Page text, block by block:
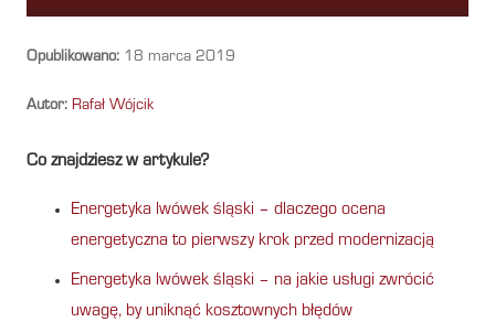
Opublikowano: 18 marca 2019
Autor: Rafał Wójcik
Co znajdziesz w artykule?
Energetyka lwówek śląski – dlaczego ocena
energetyczna to pierwszy krok przed modernizacją
Energetyka lwówek śląski – na jakie usługi zwrócić
uwagę, by uniknąć kosztownych błędów